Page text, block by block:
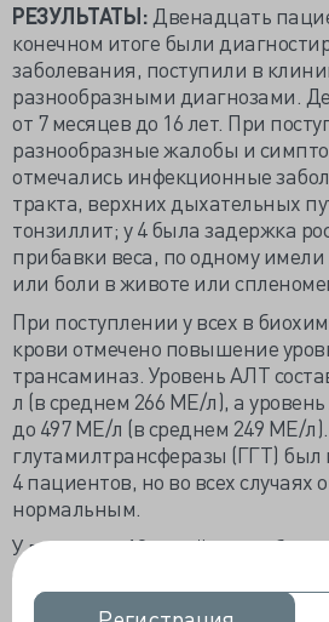
РЕЗУЛЬТАТЫ: Двенадцать
конечном итоге были
заболевания, поступили в
разнообразными диагнозами.
от 7 месяцев до 16 лет. При
разнообразные жалобы и
отмечались инфекционные
тракта, верхних дыхательных
тонзиллит; у 4 была задержка
прибавки веса, по одному
или боли в животе или
При поступлении у всех в
крови отмечено повышение
трансаминаз. Уровень АЛТ
л (в среднем 266 МЕ/л), а
до 497 МЕ/л (в среднем 249 МЕ/
глутамилтрансферазы (ГГТ) был
4 пациентов, но во всех случаях
нормальным.
У восьми из 12 детей также
симптомы мышечных
гипертрофия мышц голени,